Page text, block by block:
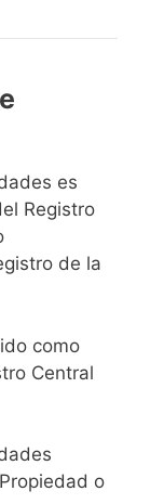
es
Registro
de la
como
Central
o